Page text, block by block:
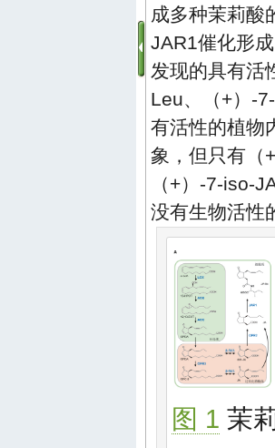
成多种茉莉酸
JAR1催化形
发现的具有活
Leu、（+）-
有活性的植物
象，但只有（
（+）-7-iso-
没有生物活性
图 1 茉